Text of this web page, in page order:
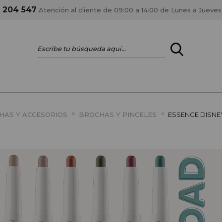
ENTRAR
como tal y disfrutar de
204 547 Atención al cliente de 09:00 a 14:00 de Lunes a
Y ACCESORIOS » BROCHAS Y PINCELES » ESSENCE